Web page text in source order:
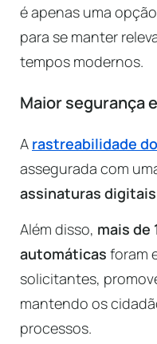
é apenas uma
para se manter
tempos modernos.
Maior segurança
A rastreabilidade
assegurada com
assinaturas
Além disso, mais de
automáticas foram
solicitantes,
mantendo os
processos.